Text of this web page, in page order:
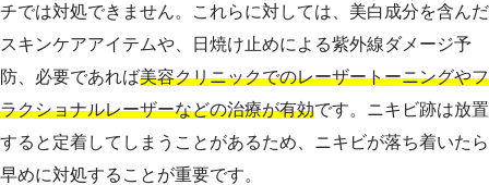
チでは対処できません。これらに対しては、美白成分を含んだ
スキンケアアイテムや、日焼け止めによる紫外線ダメージ予
防、必要であれば美容クリニックでのレーザートーニングやフ
ラクショナルレーザーなどの治療が有効です。ニキビ跡は放置
すると定着してしまうことがあるため、ニキビが落ち着いたら
早めに対処することが重要です。